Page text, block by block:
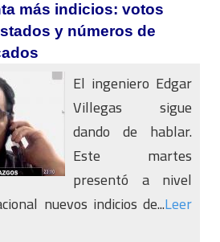
más indicios: votos
y números de
El ingeniero Edgar
Villegas sigue
dando de hablar.
Este martes
presentó a nivel
nuevos indicios de...Leer